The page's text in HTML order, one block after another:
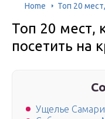
Home Топ 20
Топ 20 мест,
посетить на
Ущелье